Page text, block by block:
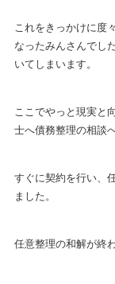
これをきっかけに度
なったみんさんでし
いてしまいます。
ここでやっと現実と
士へ債務整理の相談へ
すぐに契約を行い、
ました。
任意整理の和解が終